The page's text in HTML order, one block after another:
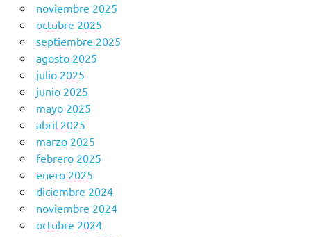
noviembre 2025
octubre 2025
septiembre 2025
agosto 2025
julio 2025
junio 2025
mayo 2025
abril 2025
marzo 2025
febrero 2025
enero 2025
diciembre 2024
noviembre 2024
octubre 2024